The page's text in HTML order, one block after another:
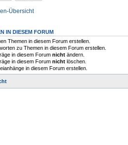
Übersicht
IN DIESEM FORUM
Themen in diesem Forum erstellen.
zu Themen in diesem Forum erstellen.
in diesem Forum nicht ändern.
in diesem Forum nicht löschen.
in diesem Forum erstellen.